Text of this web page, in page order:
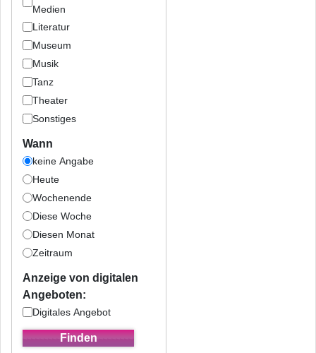
Medien
Literatur
Museum
Musik
Tanz
Theater
Sonstiges
Wann
keine Angabe
Heute
Wochenende
Diese Woche
Diesen Monat
Zeitraum
Anzeige von digitalen
Angeboten:
Digitales Angebot